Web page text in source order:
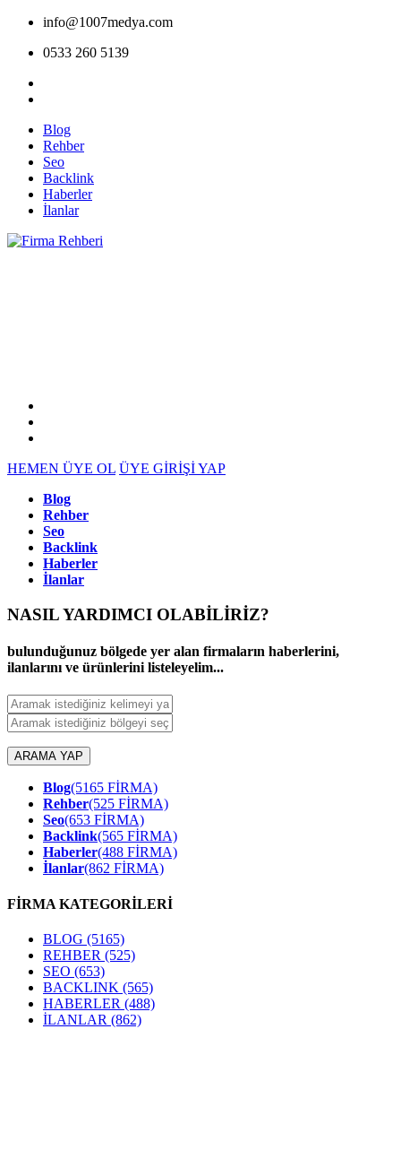
info@1007medya.com
0533 260 5139
Blog
Rehber
Seo
Backlink
Haberler
İlanlar
HEMEN ÜYE OL ÜYE GİRİŞİ YAP
Blog
Rehber
Seo
Backlink
Haberler
İlanlar
NASIL YARDIMCI OLABİLİRİZ?
bulunduğunuz bölgede yer alan firmaların haberlerini,
ilanlarını ve ürünlerini listeleyelim...
ARAMA YAP
Blog(5165 FİRMA)
Rehber(525 FİRMA)
Seo(653 FİRMA)
Backlink(565 FİRMA)
Haberler(488 FİRMA)
İlanlar(862 FİRMA)
FİRMA KATEGORİLERİ
BLOG (5165)
REHBER (525)
SEO (653)
BACKLINK (565)
HABERLER (488)
İLANLAR (862)